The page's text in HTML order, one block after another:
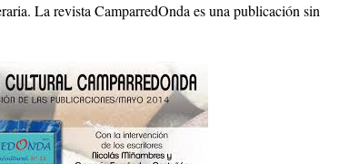
La revista CamparredOnda es una publicación sin